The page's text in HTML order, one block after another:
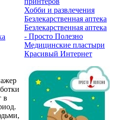
в
Хобби и развлечения
Безлекарственная аптека
Безлекарственная аптека
- Просто Полезно
Медицинские пластыри
Красивый Интернет